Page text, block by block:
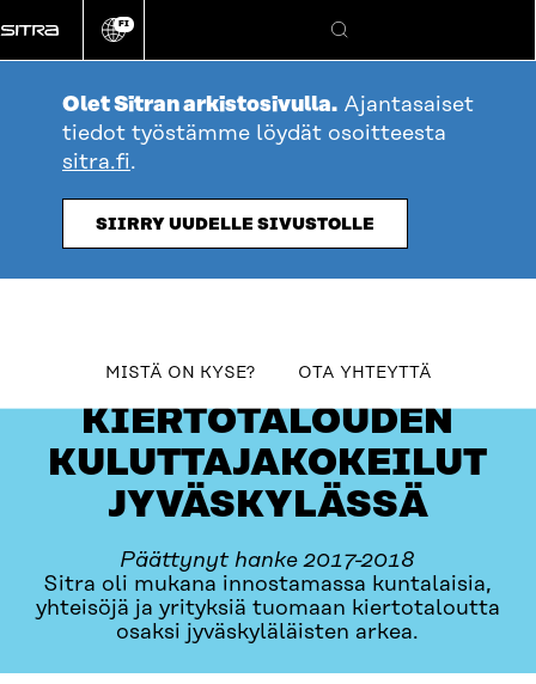
suoraan
sisältöön
Vaihda
kieli
FI
Hae
Olet Sitran arkistosivulla. Ajantasaiset
tiedot työstämme löydät osoitteesta
sitra.fi.
SIIRRY UUDELLE SIVUSTOLLE
KIERTOTALOUDEN
KULUTTAJAKOKEILUT
JYVÄSKYLÄSSÄ
Päättynyt hanke 2017-2018
Sitra oli mukana innostamassa kuntalaisia,
yhteisöjä ja yrityksiä tuomaan kiertotaloutta
osaksi jyväskyläläisten arkea.
table_of_contents
MISTÄ ON KYSE? OTA YHTEYTTÄ